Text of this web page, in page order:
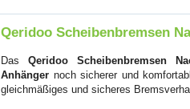
Qeridoo Scheibenbremsen
DasQeridoo Scheibenbremsen
Anhänger noch sicherer und
gleichmäßiges und sicheres